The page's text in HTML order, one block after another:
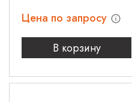
Цена по запросу
В корзину